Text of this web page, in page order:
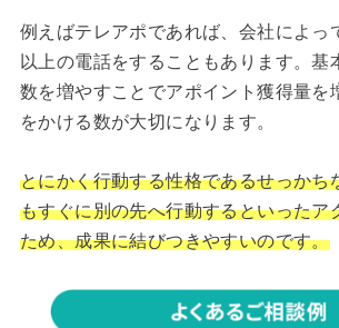
例えばテレアポであれば、会社によっ
以上の電話をすることもあります。基
数を増やすことでアポイント獲得量を
をかける数が大切になります。
とにかく行動する性格であるせっかち
もすぐに別の先へ行動するといったア
ため、成果に結びつきやすいのです。